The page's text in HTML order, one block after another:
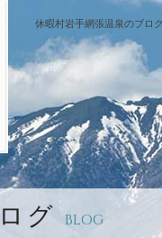
休暇村岩手網張温泉のブロ
グ BLOG